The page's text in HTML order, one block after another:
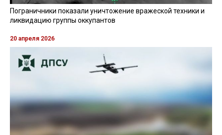
Пограничники показали уничтожение вражеской техники и
ликвидацию группы оккупантов
20 апреля 2026